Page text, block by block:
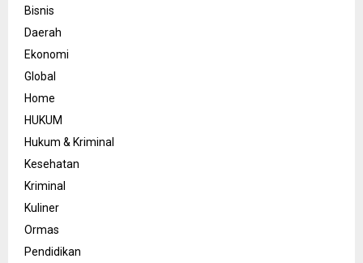
Bisnis
Daerah
Ekonomi
Global
Home
HUKUM
Hukum & Kriminal
Kesehatan
Kriminal
Kuliner
Ormas
Pendidikan